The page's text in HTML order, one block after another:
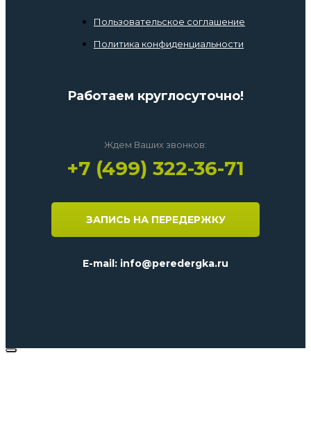
Пользовательское соглашение
Политика конфиденциальности
Работаем круглосуточно!
Ждем Ваших звонков:
+7 (499) 322-36-71
E-mail: info@peredergka.ru
ЗАПИСЬ НА ПЕРЕДЕРЖКУ